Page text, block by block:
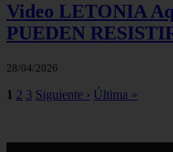
Video LETONIA
PUEDEN
28/04/2026
1 2 3 Siguiente › Última »